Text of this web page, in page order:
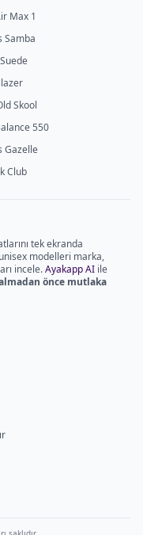
Max 1
Samba
Skool
550
Gazelle
Club
tek ekranda
unisex modelleri marka,
incele.Ayakapp AI ile
önce mutlaka